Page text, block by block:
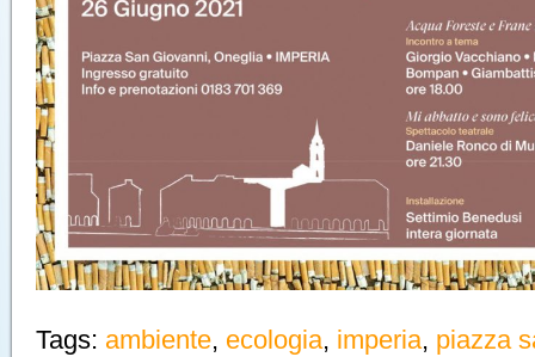
Tags: ambiente, ecologia, imperia, piazza